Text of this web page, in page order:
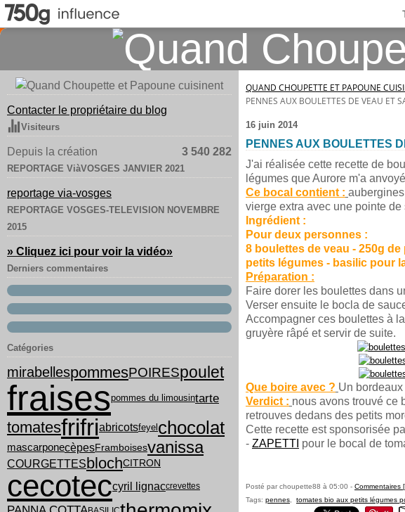
Contacter le propriétaire du blog
Visiteurs
Depuis la création 3 540 282
REPORTAGE ViàVOSGES JANVIER 2021
reportage via-vosges
REPORTAGE VOSGES-TELEVISION NOVEMBRE
2015
» Cliquez ici pour voir la vidéo»
Derniers commentaires
Catégories
mirabellespommesPOIRESpoulet
fraisespommes du limousintarte
tomatesfrifriabricotsfeyelchocolat
mascarponecèpesFramboisesvanissa
COURGETTESblochCITRON
cecoteccyril lignaccrevettes
QUAND CHOUPETTE ET PAPOUNE
PENNES AUX BOULETTES DE VEAU ET
16 juin 2014
PENNES AUX BOULETTES
J'ai réalisée cette recette de
légumes que Aurore m'a
Ce bocal contient :
vierge extra avec une pointe
Ingrédient :
Pour deux personnes :
8 boulettes de veau - 250g
petits légumes - basilic pour
Préparation :
Faire dorer les boulettes dans
Verser ensuite le bocla de
Accompagner ces boulettes à
gruyère râpé et servir de suite.
Que boire avec ? Un
Verdict : nous avons trouvé ce
retrouves dedans des petits
Cette recette est sponsorisée
- ZAPETTI pour le bocal de
Posté par choupette88 à 05:00 - Commentaires [
Tags: pennes tomates bio aux petits légumes